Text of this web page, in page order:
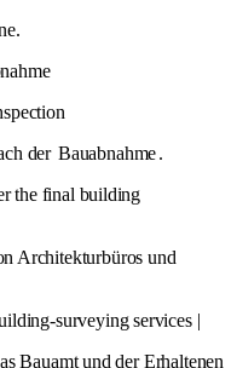
der Bauabnahme.
the final building
Architekturbüros und
surveying services |
Bauamt und der Erhaltenen